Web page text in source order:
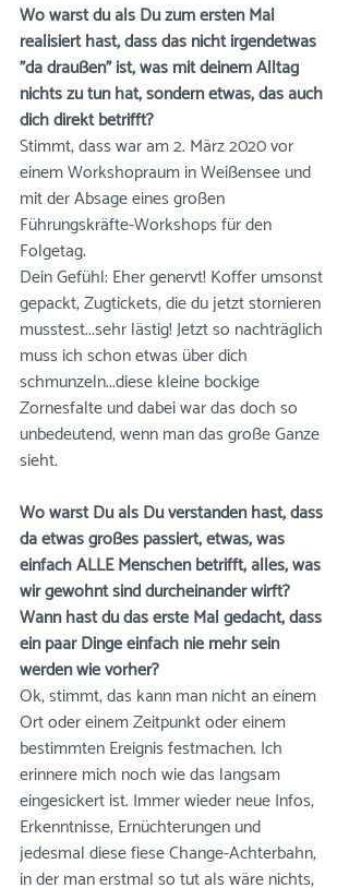
Wo warst du als Du zum ersten Mal
realisiert hast, dass das nicht irgendetwas
"da draußen" ist, was mit deinem Alltag
nichts zu tun hat, sondern etwas, das auch
dich direkt betrifft?
Stimmt, dass war am 2. März 2020 vor
einem Workshopraum in Weißensee und
mit der Absage eines großen
Führungskräfte-Workshops für den
Folgetag.
Dein Gefühl: Eher genervt! Koffer umsonst
gepackt, Zugtickets, die du jetzt stornieren
musstest...sehr lästig! Jetzt so nachträglich
muss ich schon etwas über dich
schmunzeln...diese kleine bockige
Zornesfalte und dabei war das doch so
unbedeutend, wenn man das große Ganze
sieht.
Wo warst Du als Du verstanden hast, dass
da etwas großes passiert, etwas, was
einfach ALLE Menschen betrifft, alles, was
wir gewohnt sind durcheinander wirft?
Wann hast du das erste Mal gedacht, dass
ein paar Dinge einfach nie mehr sein
werden wie vorher?
Ok, stimmt, das kann man nicht an einem
Ort oder einem Zeitpunkt oder einem
bestimmten Ereignis festmachen. Ich
erinnere mich noch wie das langsam
eingesickert ist. Immer wieder neue Infos,
Erkenntnisse, Ernüchterungen und
jedesmal diese fiese Change-Achterbahn,
in der man erstmal so tut als wäre nichts,